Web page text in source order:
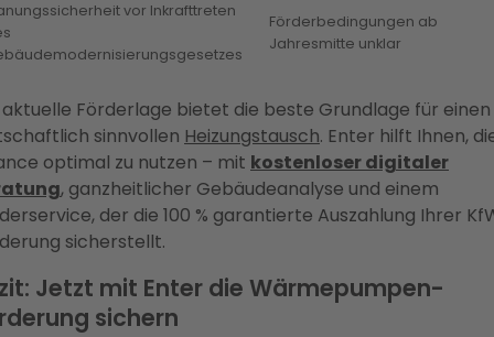
vor Inkrafttreten
Förderbedingungen ab
Jahresmitte unklar
aktuelle Förderlage bietet die beste Grundlage für einen
sinnvollen Heizungstausch. Enter hilft Ihnen,
optimal zu nutzen – mit kostenloser digitaler
, ganzheitlicher Gebäudeanalyse und einem
der die 100 % garantierte Auszahlung Ihrer
sicherstellt.
Jetzt mit Enter die Wärmepumpen-
sichern